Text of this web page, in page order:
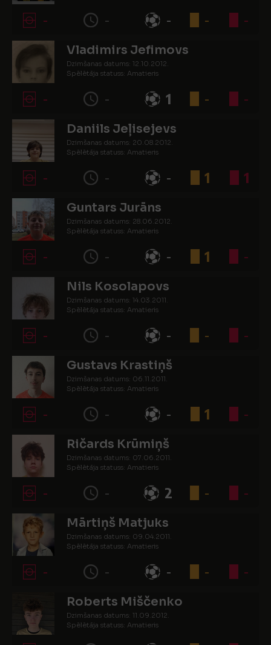
- - - - -
Vladimirs Jefimovs
Dzimšanas datums: 12.10.2012.
Spēlētāja statuss: Amatieris
- - 1 - -
Daniils Jeļisejevs
Dzimšanas datums: 20.08.2012.
Spēlētāja statuss: Amatieris
- - - 1 1
Guntars Jurāns
Dzimšanas datums: 28.06.2012.
Spēlētāja statuss: Amatieris
- - - 1 -
Nils Kosolapovs
Dzimšanas datums: 14.03.2011.
Spēlētāja statuss: Amatieris
- - - - -
Gustavs Krastiņš
Dzimšanas datums: 06.11.2011.
Spēlētāja statuss: Amatieris
- - - 1 -
Ričards Krūmiņš
Dzimšanas datums: 07.06.2011.
Spēlētāja statuss: Amatieris
- - 2 - -
Mārtiņš Matjuks
Dzimšanas datums: 09.04.2011.
Spēlētāja statuss: Amatieris
- - - - -
Roberts Miščenko
Dzimšanas datums: 11.09.2012.
Spēlētāja statuss: Amatieris